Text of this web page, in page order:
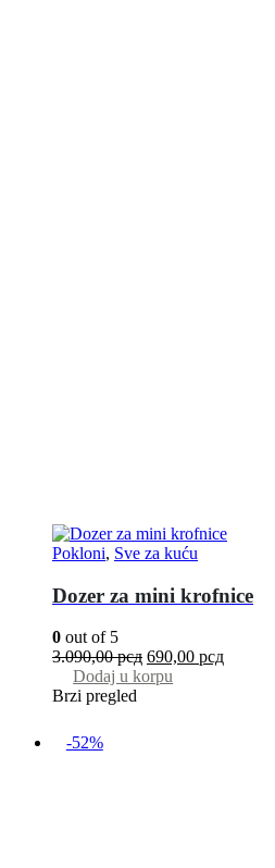
Pokloni, Sve za kuću
Dozer za mini krofnice
0 out of 5
3.090,00рсд 690,00 рсд
Dodaj u korpu
Brzi pregled
-52%